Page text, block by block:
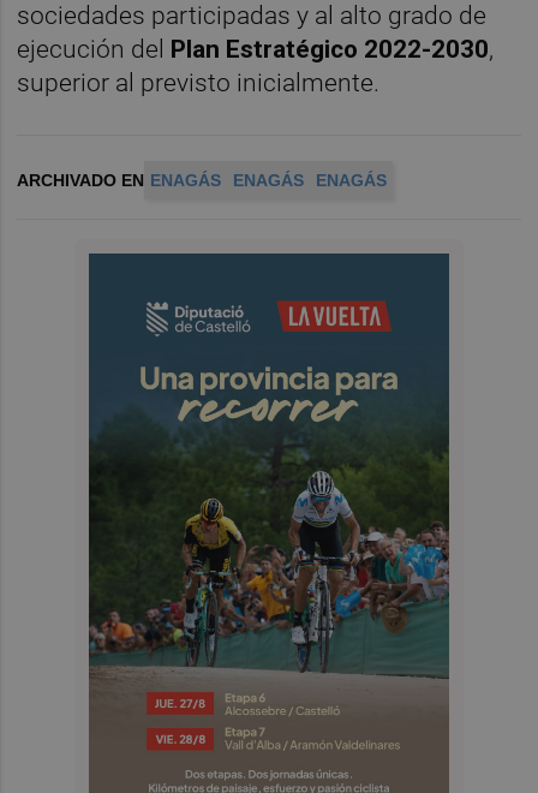
sociedades participadas y al alto grado de
ejecución del Plan Estratégico 2022-2030,
superior al previsto inicialmente.
ARCHIVADO EN ENAGÁS ENAGÁS ENAGÁS